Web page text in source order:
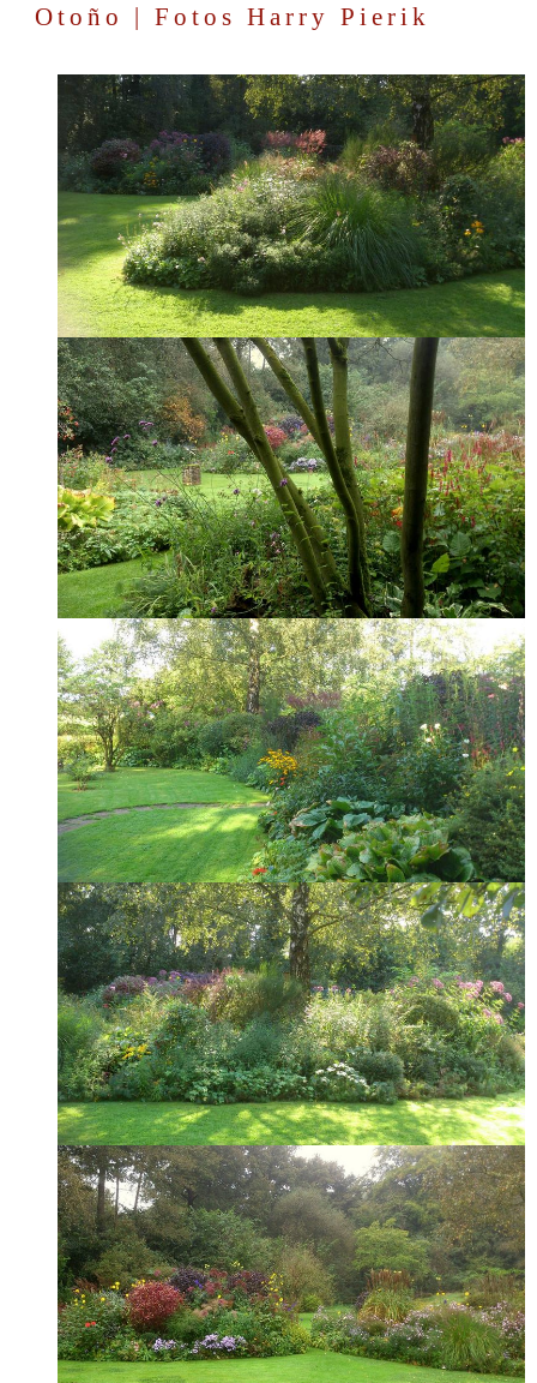
Otoño | Fotos Harry Pierik